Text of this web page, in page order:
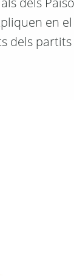
en
dels